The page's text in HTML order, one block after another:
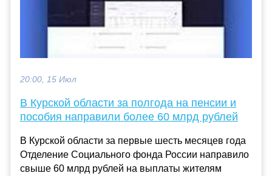
20:00, 15 Июл
В Курской области за полгода на пенсии и
пособия направили более 60 млрд рублей
В Курской области за первые шесть месяцев года
Отделение Социального фонда России направило
свыше 60 млрд рублей на выплаты жителям